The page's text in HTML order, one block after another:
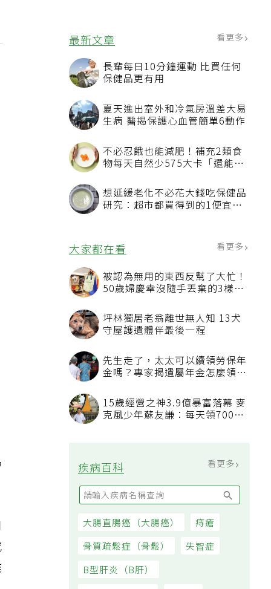
最新文章 看更多
長輩每日10分鐘運動 比買任何
保健品更有用
夏天進出室外和冷氣房溫差大易
生病 醫揭保護心血管簡單6動作
不必忍餓也能減肥！補充2類食
物每天自然少575大卡「還能吃
想延緩老化不必花大錢吃保健品
研究：超市都買得到的1便宜食
大家都在看
被認為無用的東西反幫了大忙！
50歲婦慶幸沒隨手丟棄的3樣物
坪林獨居老翁離世無人知 13犬
守屋護遺體伴最後一程
先生走了，太太可以續領勞保年
15歲經營之神3.9億暴富落幕 麥
克風少年蘇友謙：每天領700元
疾病百科